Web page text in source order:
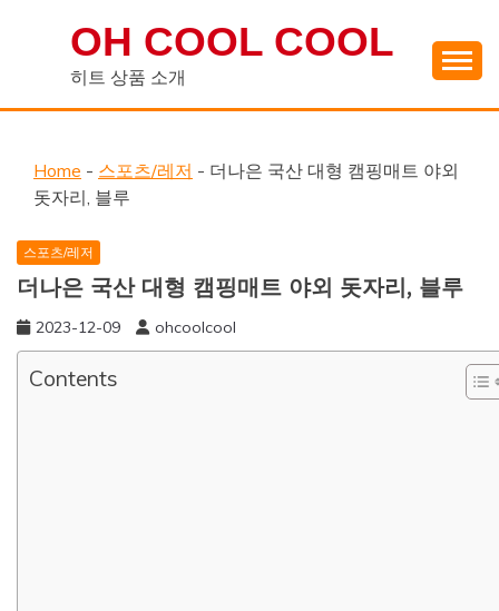
OH COOL COOL
히트 상품 소개
Home - 스포츠/레저 - 더나은 국산 대형 캠핑매트 야외
돗자리, 블루
스포츠/레저
더나은 국산 대형 캠핑매트 야외 돗자리, 블루
2023-12-09 ohcoolcool
Contents